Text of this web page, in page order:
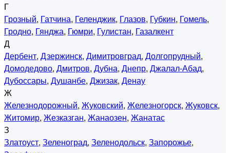
Г
Грозный, Гатчина, Геленджик, Глазов, Губкин, Гомель,
Гродно, Гянджа, Гюмри, Гулистан, Газалкент
Д
Дербент, Дзержинск, Димитровград, Долгопрудный,
Домодедово, Дмитров, Дубна, Днепр, Джалал-Абад,
Дубоссары, Душанбе, Джизак, Денау
Ж
Железнодорожный, Жуковский, Железногорск, Жуковск,
Житомир, Жезказган, Жанаозен, Жанатас
З
Златоуст, Зеленоград, Зеленодольск, Запорожье,